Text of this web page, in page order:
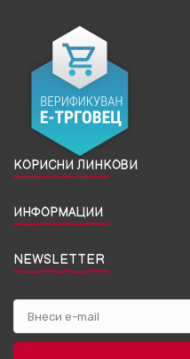
КОРИСНИ ЛИНКОВИ
ИНФОРМАЦИИ
NEWSLETTER